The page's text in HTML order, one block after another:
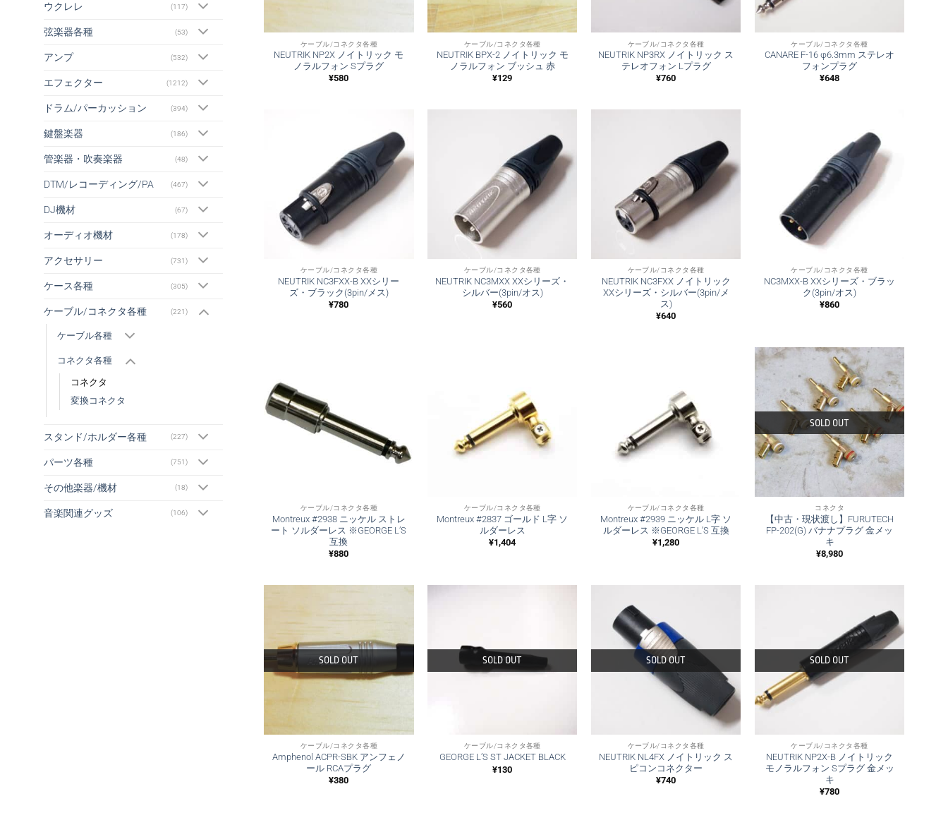
ウクレレ (117)
弦楽器各種 (53)
アンプ (532)
エフェクター (1212)
ドラム/パーカッション (394)
鍵盤楽器 (186)
管楽器・吹奏楽器 (48)
DTM/レコーディング/PA (467)
DJ機材 (67)
オーディオ機材 (178)
アクセサリー (731)
ケース各種 (305)
ケーブル/コネクタ各種 (221)
ケーブル各種
コネクタ各種
コネクタ
変換コネクタ
スタンド/ホルダー各種 (227)
パーツ各種 (751)
その他楽器/機材 (18)
音楽関連グッズ (106)
ケーブル/コネクタ各種
NEUTRIK NP2X ノイトリック モ
ノラルフォン Sプラグ
¥580
ケーブル/コネクタ各種
NEUTRIK BPX-2 ノイトリック モ
ノラルフォン ブッシュ 赤
¥129
ケーブル/コネクタ各種
NEUTRIK NP3RX ノイトリック ス
テレオフォン Lプラグ
¥760
ケーブル/コネクタ各種
CANARE F-16 φ6.3mm ステレオ
フォンプラグ
¥648
ケーブル/コネクタ各種
NEUTRIK NC3FXX-B XXシリー
ズ・ブラック(3pin/メス)
¥780
ケーブル/コネクタ各種
NEUTRIK NC3MXX XXシリーズ・
シルバー(3pin/オス)
¥560
ケーブル/コネクタ各種
NEUTRIK NC3FXX ノイトリック
XXシリーズ・シルバー(3pin/メ
ス)
¥640
ケーブル/コネクタ各種
NC3MXX-B XXシリーズ・ブラッ
ク(3pin/オス)
¥860
ケーブル/コネクタ各種
Montreux #2938 ニッケル ストレ
ート ソルダーレス ※GEORGE L’S
互換
¥880
ケーブル/コネクタ各種
Montreux #2837 ゴールド L字 ソ
ルダーレス
¥1,404
ケーブル/コネクタ各種
Montreux #2939 ニッケル L字 ソ
ルダーレス ※GEORGE L’S 互換
¥1,280
SOLD OUT
コネクタ
【中古・現状渡し】FURUTECH
FP-202(G) バナナプラグ 金メッ
キ
¥8,980
SOLD OUT
ケーブル/コネクタ各種
Amphenol ACPR-SBK アンフェノ
ール RCAプラグ
¥380
SOLD OUT
ケーブル/コネクタ各種
GEORGE L’S ST JACKET BLACK
¥130
SOLD OUT
ケーブル/コネクタ各種
NEUTRIK NL4FX ノイトリック ス
ピコンコネクター
¥740
SOLD OUT
ケーブル/コネクタ各種
NEUTRIK NP2X-B ノイトリック
モノラルフォン Sプラグ 金メッ
キ
¥780